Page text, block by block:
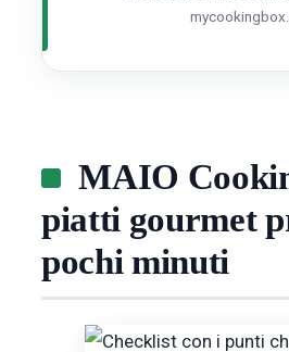
MAIO
piatti gourmet
pochi minuti